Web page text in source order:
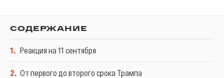
СОДЕРЖАНИЕ
1. Реакция на 11 сентября
2. От первого до второго срока Трампа